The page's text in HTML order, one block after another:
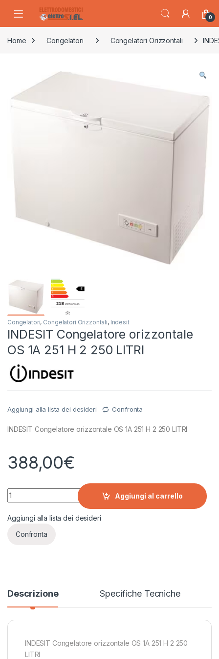
0
Home Congelatori Congelatori Orizzontali
Congelatori, Congelatori Orizzontali, Indesit
INDESIT Congelatore orizzontale
OS 1A 251 H 2 250 LITRI
Aggiungi alla lista dei desideri Confronta
INDESIT Congelatore orizzontale OS 1A 251 H 2 250 LITRI
388,00€
INDESIT Congelatore orizzontale OS 1A 251 H 2 250 LITRI
Aggiungi al carrello
Aggiungi alla lista dei desideri
Confronta
Descrizione Specifiche Tecniche
INDESIT Congelatore orizzontale OS 1A 251 H 2 250
LITRI